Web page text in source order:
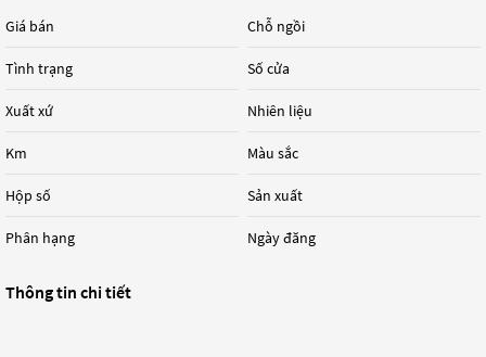
Giá bán
Tình trạng
Xuất xứ
Km
Hộp số
Phân hạng
Chỗ ngồi
Số cửa
Nhiên liệu
Màu sắc
Sản xuất
Ngày đăng
Thông tin chi tiết